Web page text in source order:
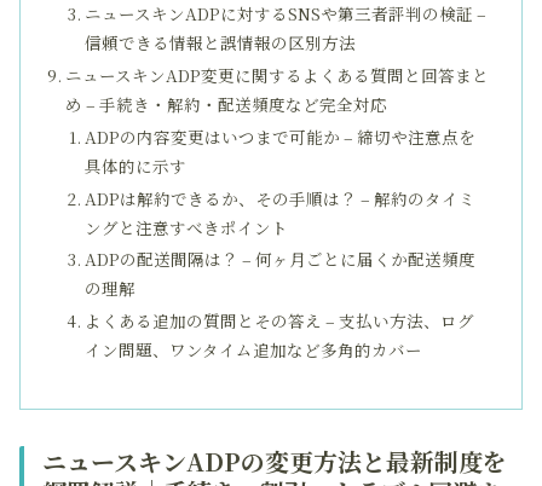
ニュースキンADPに対するSNSや第三者評判の検証 –
信頼できる情報と誤情報の区別方法
ニュースキンADP変更に関するよくある質問と回答まと
め – 手続き・解約・配送頻度など完全対応
ADPの内容変更はいつまで可能か – 締切や注意点を
具体的に示す
ADPは解約できるか、その手順は？ – 解約のタイミ
ングと注意すべきポイント
ADPの配送間隔は？ – 何ヶ月ごとに届くか配送頻度
の理解
よくある追加の質問とその答え – 支払い方法、ログ
イン問題、ワンタイム追加など多角的カバー
ニュースキンADPの変更方法と最新制度を